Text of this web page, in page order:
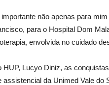
não apenas para
para o Hospital Dom
envolvida no cuidado
HUP, Lucyo Diniz, as
da Unimed Vale do